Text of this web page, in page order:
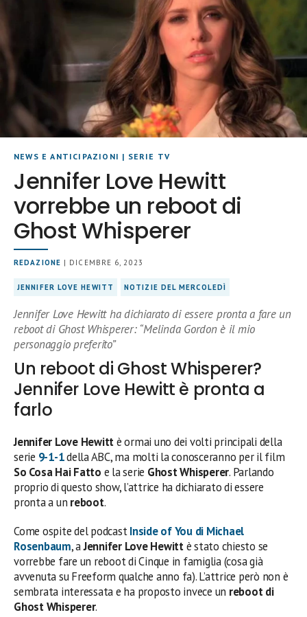
NEWS E ANTICIPAZIONI | SERIE TV
Jennifer Love Hewitt
vorrebbe un reboot di
Ghost Whisperer
REDAZIONE | DICEMBRE 6, 2023
JENNIFER LOVE HEWITT NOTIZIE DEL MERCOLEDÌ
Jennifer Love Hewitt ha dichiarato di essere pronta a fare un
reboot di Ghost Whisperer: “Melinda Gordon è il mio
personaggio preferito”
Un reboot di Ghost Whisperer?
Jennifer Love Hewitt è pronta a
farlo
Jennifer Love Hewittè ormai uno dei volti principali della
serie 9-1-1della ABC, ma molti la conosceranno per il film
So Cosa Hai Fatto e la serie Ghost Whisperer. Parlando
proprio di questo show, l’attrice ha dichiarato di essere
pronta a un reboot.
Come ospite del podcastInside of You di Michael
Rosenbaum, aJennifer Love Hewittè stato chiesto se
vorrebbe fare un reboot di Cinque in famiglia (cosa già
avvenuta su Freeform qualche anno fa). L’attrice però non è
sembrata interessata e ha proposto invece un reboot di
Ghost Whisperer.